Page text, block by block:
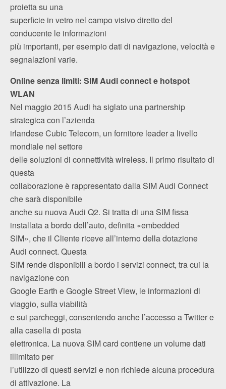
proietta su una
superficie in vetro nel campo visivo diretto del
conducente le informazioni
più importanti, per esempio dati di navigazione, velocità e
segnalazioni varie.
Online senza limiti: SIM Audi connect e hotspot
WLAN
Nel maggio 2015 Audi ha siglato una partnership
strategica con l’azienda
irlandese Cubic Telecom, un fornitore leader a livello
mondiale nel settore
delle soluzioni di connettività wireless. Il primo risultato di
questa
collaborazione è rappresentato dalla SIM Audi Connect
che sarà disponibile
anche su nuova Audi Q2. Si tratta di una SIM fissa
installata a bordo dell’auto, definita «embedded
SIM», che il Cliente riceve all’interno della dotazione
Audi connect. Questa
SIM rende disponibili a bordo i servizi connect, tra cui la
navigazione con
Google Earth e Google Street View, le informazioni di
viaggio, sulla viabilità
e sui parcheggi, consentendo anche l’accesso a Twitter e
alla casella di posta
elettronica. La nuova SIM card contiene un volume dati
illimitato per
l’utilizzo di questi servizi e non richiede alcuna procedura
di attivazione. La